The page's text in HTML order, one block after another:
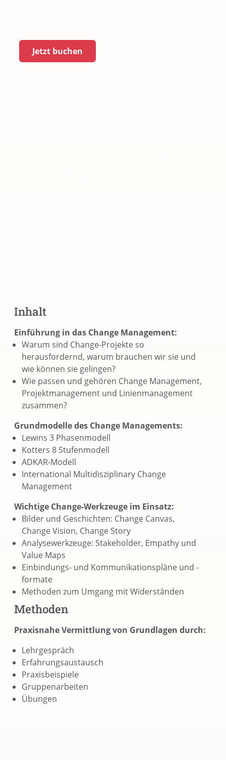
Jetzt buchen
Inhalt
Einführung in das Change Management:
Warum sind Change-Projekte so
herausfordernd, warum brauchen wir sie und
wie können sie gelingen?
Wie passen und gehören Change Management,
Projektmanagement und Linienmanagement
zusammen?
Grundmodelle des Change Managements:
Lewins 3 Phasenmodell
Kotters 8 Stufenmodell
ADKAR-Modell
International Multidisziplinary Change
Management
Wichtige Change-Werkzeuge im Einsatz:
Bilder und Geschichten: Change Canvas,
Change Vision, Change Story
Analysewerkzeuge: Stakeholder, Empathy und
Value Maps
Einbindungs- und Kommunikationspläne und -
formate
Methoden zum Umgang mit Widerständen
Methoden
Praxisnahe Vermittlung von Grundlagen durch:
Lehrgespräch
Erfahrungsaustausch
Praxisbeispiele
Gruppenarbeiten
Übungen